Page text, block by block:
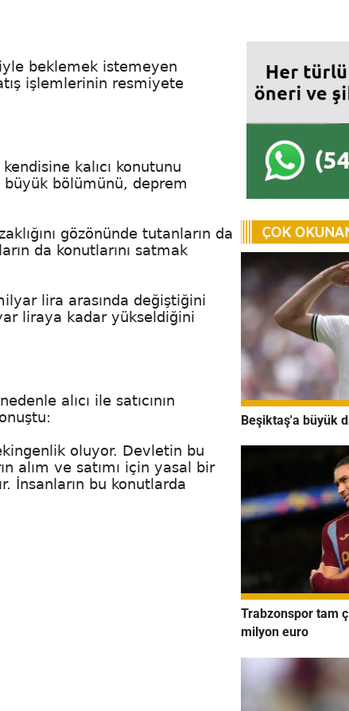
beklemek istemeyen
işlemlerinin resmiyete
kalıcı konutunu
bölümünü, deprem
gözönünde tutanların da
da konutlarını satmak
lira arasında değiştiğini
liraya kadar yükseldiğini
alıcı ile satıcının
oluyor. Devletin bu
alım ve satımı için yasal bir
İnsanların bu konutlarda
Beşiktaş'a büyük
Trabzonspor tam
milyon euro